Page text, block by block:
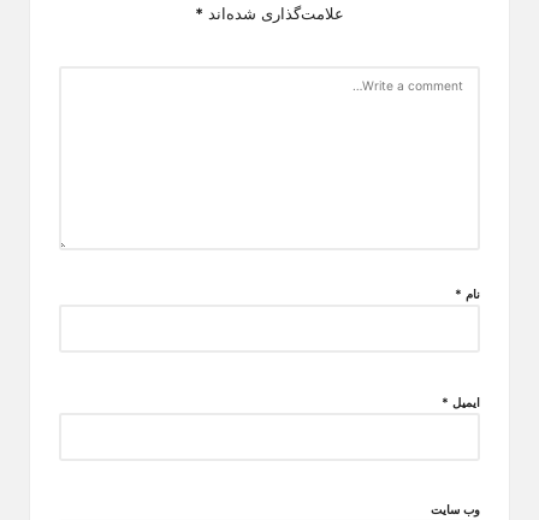
علامت‌گذاری شده‌اند *
نام *
ایمیل *
وب‌ سایت